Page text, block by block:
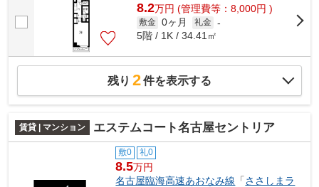
8.2万円 (管理費等：8,000円 )
敷金 0ヶ月 礼金 -
5階 / 1K / 34.41㎡
残り 2件を表示する
賃貸 | マンション エステムコート名古屋セントリア
敷0 礼0
8.5万円
名古屋臨海高速あおなみ線 「ささしまラ